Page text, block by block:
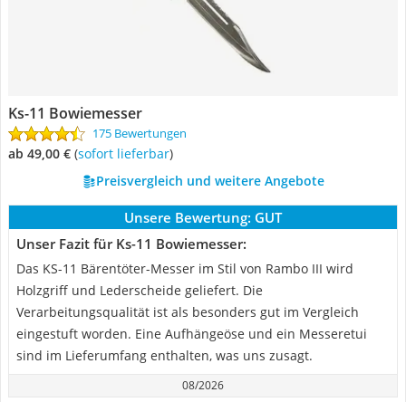
Ks-11 Bowiemesser
175 Bewertungen
ab 49,00 € ( Sofort lieferbar)
Preisvergleich und weitere Angebote
Unsere Bewertung: GUT
Unser Fazit für Ks-11 Bowiemesser:
Das KS-11 Bärentöter-Messer im Stil von Rambo III wird
Holzgriff und Lederscheide geliefert. Die
Verarbeitungsqualität ist als besonders gut im Vergleich
eingestuft worden. Eine Aufhängeöse und ein Messeretui
sind im Lieferumfang enthalten, was uns zusagt.
08/2026